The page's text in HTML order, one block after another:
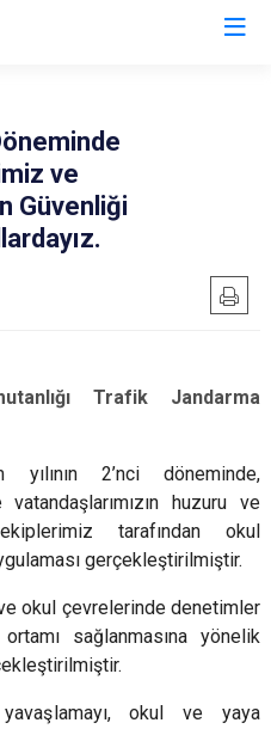
ve
Güvenliği
Trafik Jandarma
2’nci döneminde,
huzuru ve
tarafından okul
gerçekleştirilmiştir.
okul çevrelerinde denetimler
sağlanmasına yönelik
okul ve yaya